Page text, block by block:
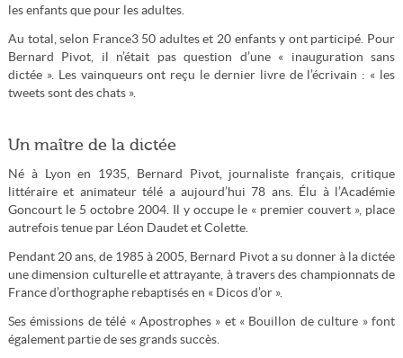
les enfants que pour les adultes.
Au total, selon France3 50 adultes et 20 enfants y ont participé. Pour
Bernard Pivot, il n’était pas question d’une « inauguration sans
dictée ». Les vainqueurs ont reçu le dernier livre de l’écrivain : « les
tweets sont des chats ».
Un maître de la dictée
Né à Lyon en 1935, Bernard Pivot, journaliste français, critique
littéraire et animateur télé a aujourd’hui 78 ans. Élu à l’Académie
Goncourt le 5 octobre 2004. Il y occupe le « premier couvert », place
autrefois tenue par Léon Daudet et Colette.
Pendant 20 ans, de 1985 à 2005, Bernard Pivot a su donner à la dictée
une dimension culturelle et attrayante, à travers des championnats de
France d’orthographe rebaptisés en « Dicos d’or ».
Ses émissions de télé « Apostrophes » et « Bouillon de culture » font
également partie de ses grands succès.